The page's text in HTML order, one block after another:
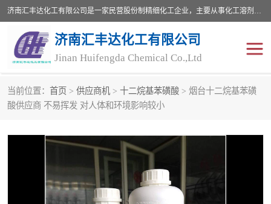
济南汇丰达化工有限公司是一家民营股份制精细化工企业，主要从事化工溶剂、药用辅料、合成中间体等深加工产品的研制开发、生产、销售和进出口贸易。主营产品：环氧丙烷，十二烷基苯，甲基磺酸，磺酸，DMF，DMAC，甘油，苯甲醇，乙酰氯，甲基丙烯酸，甲基丙烯酸甲酯，叔丁醇，异辛酸，二乙烯三胺，一乙，二乙‎，三乙醇胺，原乙酸三甲酯等化工产品及中间体。欢迎各界朋友洽谈咨询业务。
济南汇丰达化工有限公司
Jinan Huifengda Chemical Co.,Ltd
当前位置： 首页 > 供应商机 > 十二烷基苯磺酸 > 烟台十二烷基苯磺
酸供应商 不易挥发 对人体和环境影响较小
胺类 烷经
醇类 醚类
羧酸衍生物 无机化工原料